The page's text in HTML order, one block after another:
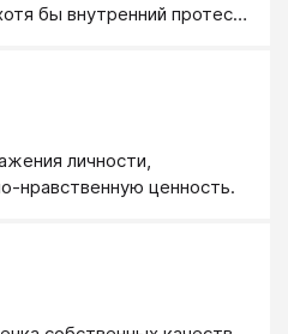
бы внутренний протест
личности,
нравственную ценность.